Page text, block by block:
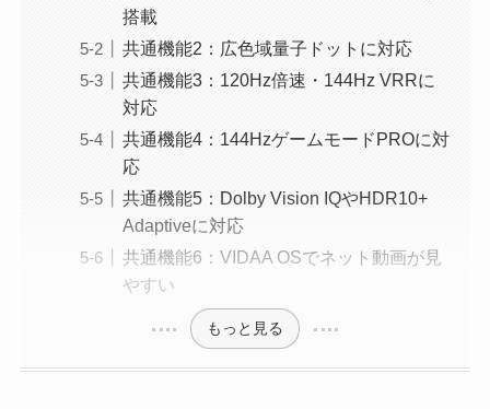
搭載
共通機能2：広色域量子ドットに対応
共通機能3：120Hz倍速・144Hz VRRに
対応
共通機能4：144HzゲームモードPROに対
応
共通機能5：Dolby Vision IQやHDR10+
Adaptiveに対応
共通機能6：VIDAA OSでネット動画が見
やすい
もっと見る